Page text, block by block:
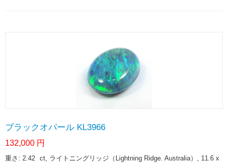
ブラックオパール KL3966
132,000 円
重さ: 2.42 ct, ライトニングリッジ（Lightning Ridge. Australia）, 11.6 x